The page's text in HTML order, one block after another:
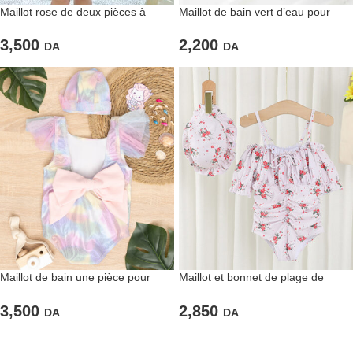
Maillot rose de deux pièces à
3,500 DA
Maillot de bain vert d’eau pour
2,200 DA
Maillot de bain une pièce pour
3,500 DA
Maillot et bonnet de plage de
2,850 DA